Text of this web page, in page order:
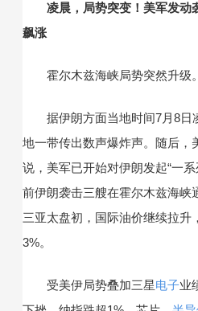
凌晨，局势突变！美军发动
飙涨
霍尔木兹海峡局势突然升级。
据伊朗方面当地时间7月8日
地一带传出数声爆炸声。随后，
说，美军已开始对伊朗发起“一
前伊朗袭击三艘在霍尔木兹海峡
三亚太盘初，国际油价继续拉升
3%。
受美伊局势叠加三星电子业